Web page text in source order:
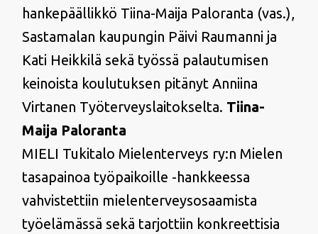
hankepäällikkö Tiina-Maija Paloranta (vas.),
Sastamalan kaupungin Päivi Raumanni ja
Kati Heikkilä sekä työssä palautumisen
keinoista koulutuksen pitänyt Anniina
Virtanen Työterveyslaitokselta. Tiina-
Maija Paloranta
MIELI Tukitalo Mielenterveys ry:n Mielen
tasapainoa työpaikoille -hankkeessa
vahvistettiin mielenterveysosaamista
työelämässä sekä tarjottiin konkreettisia